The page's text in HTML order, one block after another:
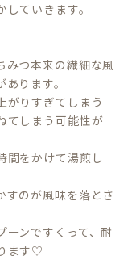
ていきます。
みつ本来の繊細な風
ります。
がりすぎてしまう
てしまう可能性が
間をかけて湯煎し
すのが風味を落とさ
ーンですくって、耐
ます♡